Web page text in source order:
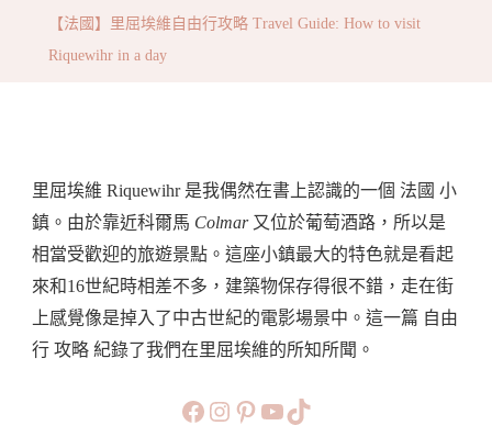
攻
略
Travel
Guide:
How
To
Riquewihr
【法國】里屈埃維自由行攻略 Travel Guide: How to visit
Riquewihr in a day
里屈埃維 Riquewihr 是我偶然在書上認識的一個 法國 小
鎮。由於靠近科爾馬 Colmar又位於葡萄酒路，所以是
相當受歡迎的旅遊景點。這座小鎮最大的特色就是看起
來和16世紀時相差不多，建築物保存得很不錯，走在街
上感覺像是掉入了中古世紀的電影場景中。這一篇 自由
行 攻略 紀錄了我們在里屈埃維的所知所聞。
https://www.facebook.com/
https://
https://
旅行美食小短片TikTok